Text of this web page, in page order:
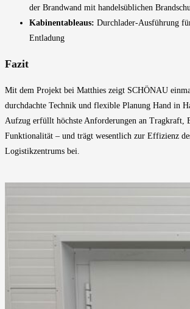
der Brandwand mit handelsüblichen
Kabinentableaus: Durchlader-Ausführung
Entladung
Fazit
Mit dem Projekt bei Matthies zeigt SCHÖNAU
durchdachte Technik und flexible Planung Hand in
Aufzug erfüllt höchste Anforderungen an Tragkraft,
Funktionalität – und trägt wesentlich zur Effizienz
Logistikzentrums bei.